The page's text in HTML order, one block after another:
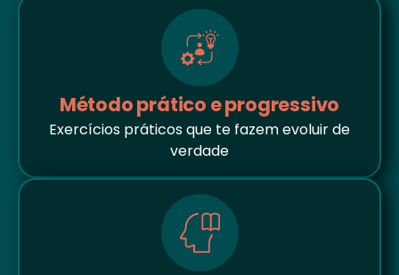
Método prático e progressivo
Exercícios práticos que te fazem evoluir de
verdade